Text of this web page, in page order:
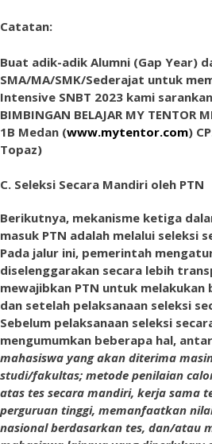
Catatan:
Buat adik-adik Alumni (Gap Year)
SMA/MA/SMK/Sederajat untuk
Intensive SNBT 2023 kami
BIMBINGAN BELAJAR MY TENTOR
1B Medan (www.mytentor.com)
Topaz)
C. Seleksi Secara Mandiri oleh PTN
Berikutnya, mekanisme ketiga
masuk PTN adalah melalui seleksi
Pada jalur ini, pemerintah
diselenggarakan secara lebih
mewajibkan PTN untuk melakukan
dan setelah pelaksanaan seleksi
Sebelum pelaksanaan seleksi
mengumumkan beberapa hal,
mahasiswa yang akan diterima
studi/fakultas; metode penilaian
atas tes secara mandiri, kerja sama
perguruan tinggi, memanfaatkan
nasional berdasarkan tes, dan/atau